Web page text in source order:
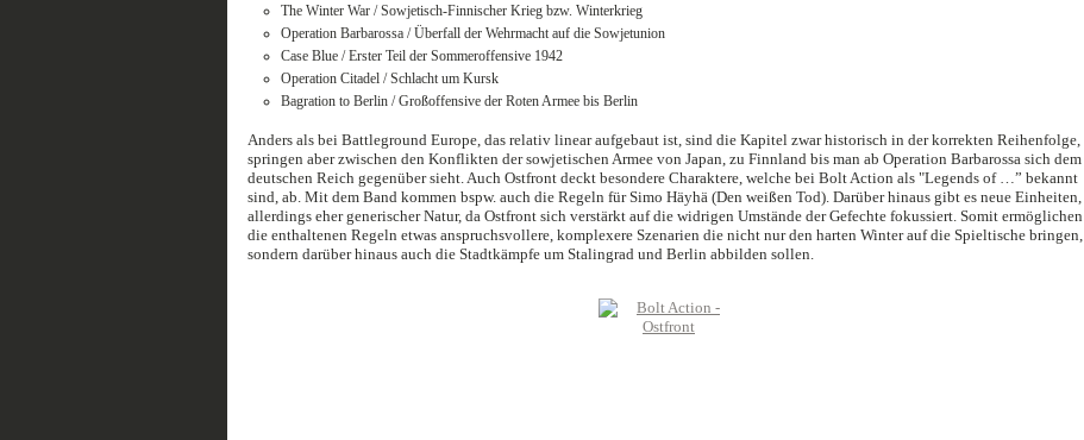
The Winter War / Sowjetisch-Finnischer Krieg bzw. Winterkrieg
Operation Barbarossa / Überfall der Wehrmacht auf die Sowjetunion
Case Blue / Erster Teil der Sommeroffensive 1942
Operation Citadel / Schlacht um Kursk
Bagration to Berlin / Großoffensive der Roten Armee bis Berlin
Anders als bei Battleground Europe, das relativ linear aufgebaut ist, sind die Kapitel zwar historisch in der korrekten Reihenfolge,
springen aber zwischen den Konflikten der sowjetischen Armee von Japan, zu Finnland bis man ab Operation Barbarossa sich dem
deutschen Reich gegenüber sieht. Auch Ostfront deckt besondere Charaktere, welche bei Bolt Action als "Legends of …” bekannt
sind, ab. Mit dem Band kommen bspw. auch die Regeln für Simo Häyhä (Den weißen Tod). Darüber hinaus gibt es neue Einheiten,
allerdings eher generischer Natur, da Ostfront sich verstärkt auf die widrigen Umstände der Gefechte fokussiert. Somit ermöglichen
die enthaltenen Regeln etwas anspruchsvollere, komplexere Szenarien die nicht nur den harten Winter auf die Spieltische bringen,
sondern darüber hinaus auch die Stadtkämpfe um Stalingrad und Berlin abbilden sollen.